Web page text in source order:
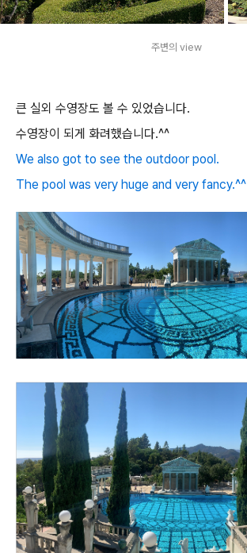
주변의 view
큰 실외 수영장도 볼 수 있었습니다.
수영장이 되게 화려했습니다.^^
We also got to see the outdoor pool.
The pool was very huge and very fancy.^^